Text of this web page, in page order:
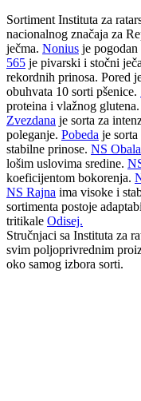
Sortiment Instituta za
nacionalnog značaja za
ječma. Nonius je
565 je pivarski i stočni
rekordnih prinosa. Pored
obuhvata 10 sorti pšenice.
proteina i vlažnog glutena.
Zvezdana je sorta za
poleganje. Pobeda je
stabilne prinose. NS Obala
lošim uslovima sredine.
koeficijentom bokorenja.
NS Rajna ima visoke i
sortimenta postoje
tritikale Odisej.
Stručnjaci sa Instituta za
svim poljoprivrednim
oko samog izbora sorti.